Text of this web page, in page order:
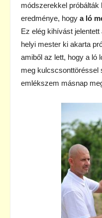
módszerekkel
eredménye, hogy a ló
Ez elég kihívást
helyi mester ki akarta
amiből az lett, hogy a ló
meg kulcscsonttöréssel
emlékszem másnap